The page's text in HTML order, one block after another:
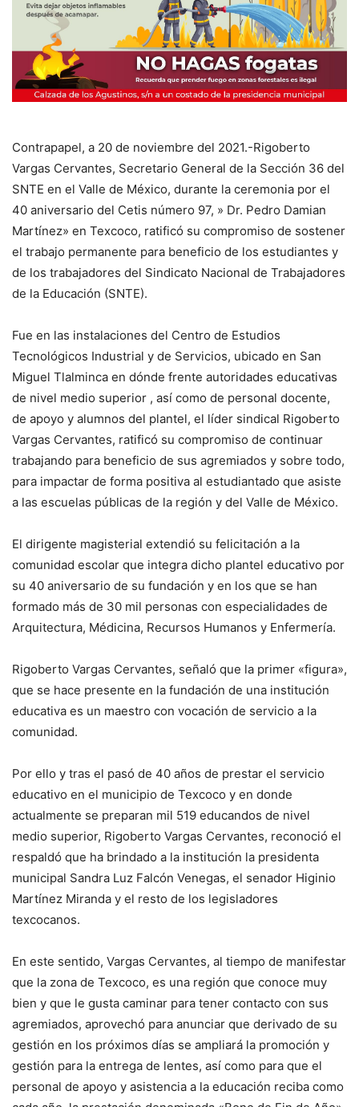
Contrapapel, a 20 de noviembre del 2021.-Rigoberto
Vargas Cervantes, Secretario General de la Sección 36 del
SNTE en el Valle de México, durante la ceremonia por el
40 aniversario del Cetis número 97, » Dr. Pedro Damian
Martínez» en Texcoco, ratificó su compromiso de sostener
el trabajo permanente para beneficio de los estudiantes y
de los trabajadores del Sindicato Nacional de Trabajadores
de la Educación (SNTE).
Fue en las instalaciones del Centro de Estudios
Tecnológicos Industrial y de Servicios, ubicado en San
Miguel Tlalminca en dónde frente autoridades educativas
de nivel medio superior , así como de personal docente,
de apoyo y alumnos del plantel, el líder sindical Rigoberto
Vargas Cervantes, ratificó su compromiso de continuar
trabajando para beneficio de sus agremiados y sobre todo,
para impactar de forma positiva al estudiantado que asiste
a las escuelas públicas de la región y del Valle de México.
El dirigente magisterial extendió su felicitación a la
comunidad escolar que integra dicho plantel educativo por
su 40 aniversario de su fundación y en los que se han
formado más de 30 mil personas con especialidades de
Arquitectura, Médicina, Recursos Humanos y Enfermería.
Rigoberto Vargas Cervantes, señaló que la primer «figura»,
que se hace presente en la fundación de una institución
educativa es un maestro con vocación de servicio a la
comunidad.
Por ello y tras el pasó de 40 años de prestar el servicio
educativo en el municipio de Texcoco y en donde
actualmente se preparan mil 519 educandos de nivel
medio superior, Rigoberto Vargas Cervantes, reconoció el
respaldó que ha brindado a la institución la presidenta
municipal Sandra Luz Falcón Venegas, el senador Higinio
Martínez Miranda y el resto de los legisladores
texcocanos.
En este sentido, Vargas Cervantes, al tiempo de manifestar
que la zona de Texcoco, es una región que conoce muy
bien y que le gusta caminar para tener contacto con sus
agremiados, aprovechó para anunciar que derivado de su
gestión en los próximos días se ampliará la promoción y
gestión para la entrega de lentes, así como para que el
personal de apoyo y asistencia a la educación reciba como